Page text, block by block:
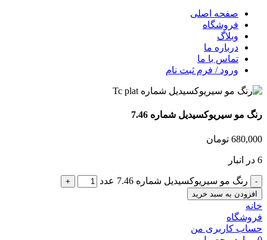
صفحه اصلی
فروشگاه
وبلاگ
درباره ما
تماس با ما
ورود / فرم ثبت نام
رنگ مو سیریوکسیدیل شماره 7.46
680,000 تومان
6 در انبار
رنگ مو سیریوکسیدیل شماره 7.46 عدد
افزودن به سبد خرید
خانه
فروشگاه
حساب کاربری من